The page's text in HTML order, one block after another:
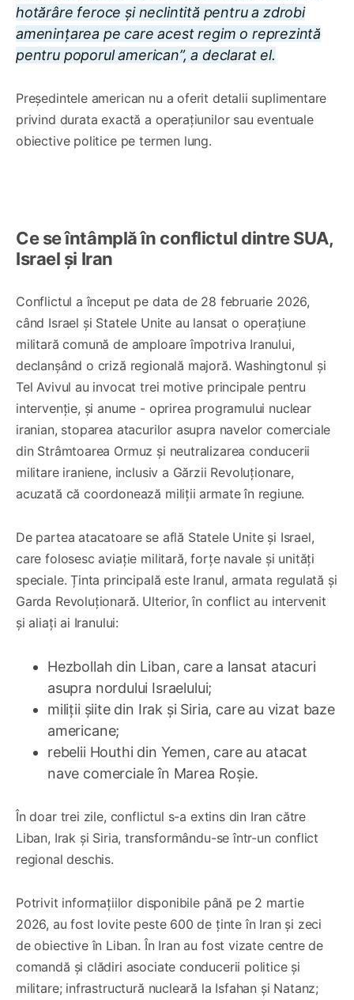
hotărâre feroce și neclintită pentru a zdrobi
amenințarea pe care acest regim o reprezintă
pentru poporul american”, a declarat el.
Președintele american nu a oferit detalii suplimentare
privind durata exactă a operațiunilor sau eventuale
obiective politice pe termen lung.
Ce se întâmplă în conflictul dintre SUA,
Israel și Iran
Conflictul a început pe data de 28 februarie 2026,
când Israel și Statele Unite au lansat o operațiune
militară comună de amploare împotriva Iranului,
declanșând o criză regională majoră. Washingtonul și
Tel Avivul au invocat trei motive principale pentru
intervenție, și anume - oprirea programului nuclear
iranian, stoparea atacurilor asupra navelor comerciale
din Strâmtoarea Ormuz și neutralizarea conducerii
militare iraniene, inclusiv a Gărzii Revoluționare,
acuzată că coordonează miliții armate în regiune.
De partea atacatoare se află Statele Unite și Israel,
care folosesc aviație militară, forțe navale și unități
speciale. Ținta principală este Iranul, armata regulată și
Garda Revoluționară. Ulterior, în conflict au intervenit
și aliați ai Iranului:
Hezbollah din Liban, care a lansat atacuri
asupra nordului Israelului;
miliții șiite din Irak și Siria, care au vizat baze
americane;
rebelii Houthi din Yemen, care au atacat
nave comerciale în Marea Roșie.
În doar trei zile, conflictul s-a extins din Iran către
Liban, Irak și Siria, transformându-se într-un conflict
regional deschis.
Potrivit informațiilor disponibile până pe 2 martie
2026, au fost lovite peste 600 de ținte în Iran și zeci
de obiective în Liban. În Iran au fost vizate centre de
comandă și clădiri asociate conducerii politice și
militare; infrastructură nucleară la Isfahan și Natanz;